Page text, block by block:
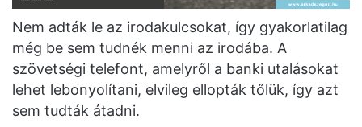
Nem adták le az irodakulcsokat, így gyakorlatilag
még be sem tudnék menni az irodába. A
szövetségi telefont, amelyről a banki utalásokat
lehet lebonyolítani, elvileg ellopták tőlük, így azt
sem tudták átadni.